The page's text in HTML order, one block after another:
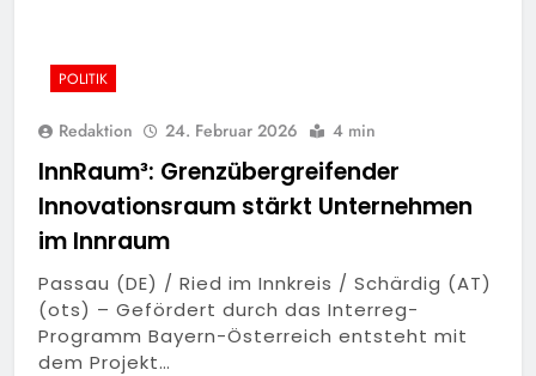
POLITIK
Redaktion 24. Februar 2026 4 min
InnRaum³: Grenzübergreifender
Innovationsraum stärkt Unternehmen
im Innraum
Passau (DE) / Ried im Innkreis / Schärdig (AT)
(ots) – Gefördert durch das Interreg-
Programm Bayern-Österreich entsteht mit
dem Projekt…